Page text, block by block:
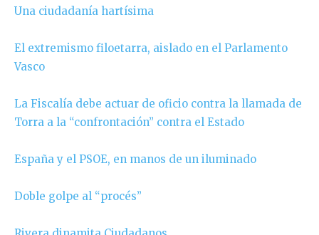
Una ciudadanía hartísima
El extremismo filoetarra, aislado en el Parlamento
Vasco
La Fiscalía debe actuar de oficio contra la llamada de
Torra a la “confrontación” contra el Estado
España y el PSOE, en manos de un iluminado
Doble golpe al “procés”